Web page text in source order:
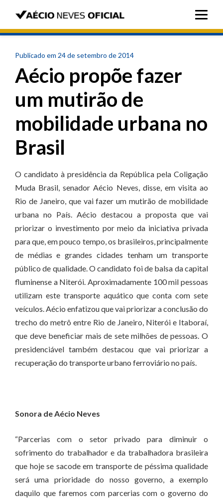
Publicado em 24 de setembro de 2014
Aécio propõe fazer
um mutirão de
mobilidade urbana no
Brasil
O candidato à presidência da República pela Coligação
Muda Brasil, senador Aécio Neves, disse, em visita ao
Rio de Janeiro, que vai fazer um mutirão de mobilidade
urbana no País. Aécio destacou a proposta que vai
priorizar o investimento por meio da iniciativa privada
para que, em pouco tempo, os brasileiros, principalmente
de médias e grandes cidades tenham um transporte
público de qualidade. O candidato foi de balsa da capital
fluminense a Niterói. Aproximadamente 100 mil pessoas
utilizam este transporte aquático que conta com sete
veículos. Aécio enfatizou que vai priorizar a conclusão do
trecho do metrô entre Rio de Janeiro, Niterói e Itaboraí,
que deve beneficiar mais de sete milhões de pessoas. O
presidenciável também destacou que vai priorizar a
recuperação do transporte urbano ferroviário no país.
Sonora de Aécio Neves
“Parcerias com o setor privado para diminuir o
sofrimento do trabalhador e da trabalhadora brasileira
que hoje se sacode em transporte de péssima qualidade
será uma prioridade do nosso governo, a exemplo
daquilo que faremos com parcerias com o governo do